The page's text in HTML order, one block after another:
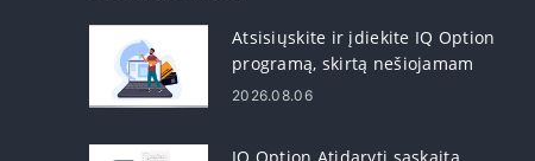
Atsisiųskite ir įdiekite IQ Option
programą, skirtą nešiojamam
kompiuteriui / asmeniniam
2026.08.06